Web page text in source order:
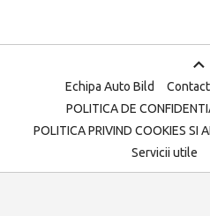
Echipa Auto Bild Contact
POLITICA DE
POLITICA PRIVIND COOKIES SI
Servicii utile